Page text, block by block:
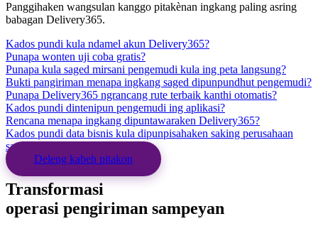
Panggihaken wangsulan kanggo pitakènan ingkang paling asring
babagan Delivery365.
Kados pundi kula ndamel akun Delivery365?
Punapa wonten uji coba gratis?
Punapa kula saged mirsani pengemudi kula ing peta langsung?
Bukti pangiriman menapa ingkang saged dipunpundhut pengemudi?
Punapa Delivery365 ngrancang rute terbaik kanthi otomatis?
Kados pundi dintenipun pengemudi ing aplikasi?
Rencana menapa ingkang dipuntawaraken Delivery365?
Kados pundi data bisnis kula dipunpisahaken saking perusahaan
sanèsipun?
Deleng kabeh pitakon
Transformasi
operasi pengiriman sampeyan